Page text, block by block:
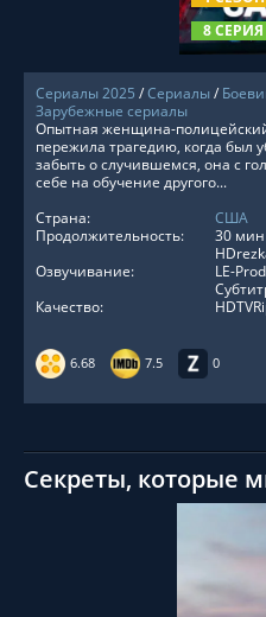
8 СЕРИЯ
Сериалы 2025 /Сериалы/
Зарубежные сериалы
6.68 7.5 0
Опытная женщина-
пережила трагедию, когда был
забыть о случившемся, она с
себе на обучение другого...
Страна:
США
Продолжительность:
30 мин
Озвучивание:
LE-
Качество:
Секреты, которые